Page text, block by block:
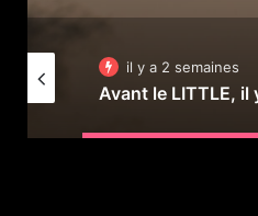
il y a 2 semaines
Avant le LITTLE, il